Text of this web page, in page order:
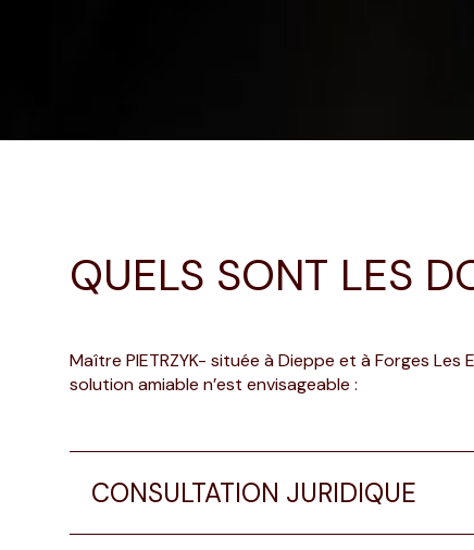
QUELS SONT LES
Maître PIETRZYK- située à Dieppe et à Forges
solution amiable n’est envisageable :
CONSULTATION JURIDIQUE